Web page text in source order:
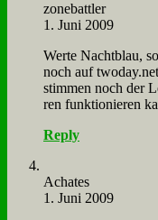
zone­batt­ler
1. Juni 2009
Wer­te Nacht­blau,
noch auf
stim­men noch der
ren funk­tio­nie­ren
Reply
Acha­tes
1. Juni 2009